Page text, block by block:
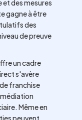
et des mesures
gagne à être
des
de preuve
un cadre
s'avère
franchise
Même en
peuvent